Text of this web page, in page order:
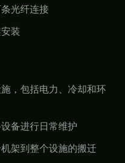
光纤连接
装
，包括电力、冷却和环
备进行日常维护
架到整个设施的搬迁